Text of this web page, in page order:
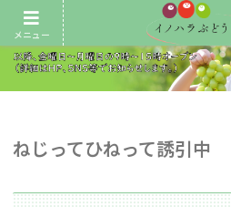
ねじってひねって誘引中
メニュー